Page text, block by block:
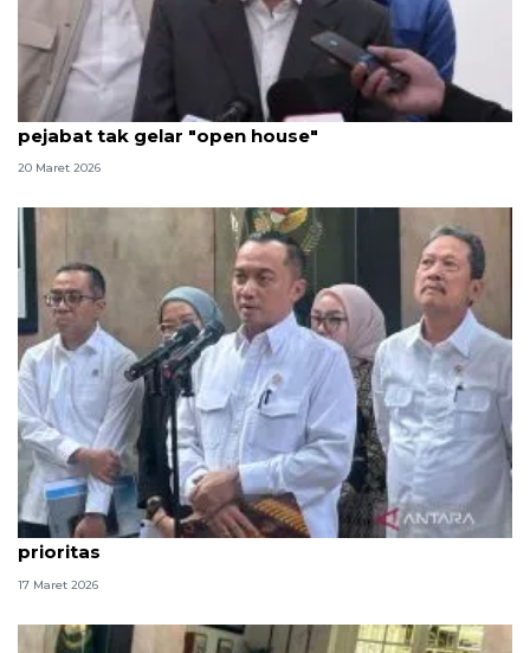
Ikuti edaran Mensesneg, Dasco dan sejumlah
pejabat tak gelar "open house"
20 Maret 2026
Mensesneg: Rekrutmen ASN masih menunggu
prioritas
17 Maret 2026